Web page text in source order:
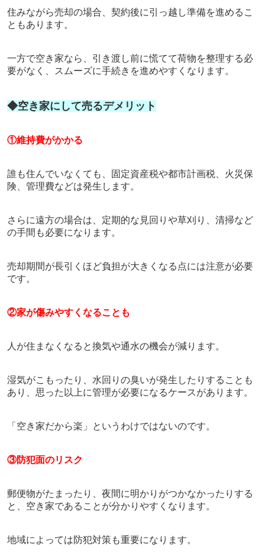
住みながら売却の場合、契約後に引っ越し準備を進めるこ
ともあります。
一方で空き家なら、引き渡し前に慌てて荷物を整理する必
要がなく、スムーズに手続きを進めやすくなります。
◆空き家にして売るデメリット
①維持費がかかる
誰も住んでいなくても、固定資産税や都市計画税、火災保
険、管理費などは発生します。
さらに遠方の場合は、定期的な見回りや草刈り、清掃など
の手間も必要になります。
売却期間が長引くほど負担が大きくなる点には注意が必要
です。
②家が傷みやすくなることも
人が住まなくなると換気や通水の機会が減ります。
湿気がこもったり、水回りの臭いが発生したりすることも
あり、思った以上に管理が必要になるケースがあります。
「空き家だから楽」というわけではないのです。
③防犯面のリスク
郵便物がたまったり、夜間に明かりがつかなかったりする
と、空き家であることが分かりやすくなります。
地域によっては防犯対策も重要になります。